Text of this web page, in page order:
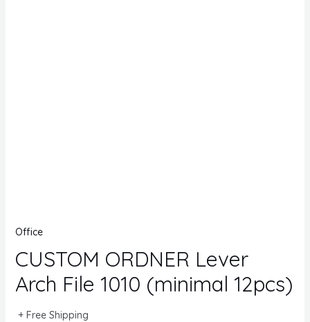
Office
CUSTOM ORDNER Lever
Arch File 1010 (minimal 12pcs)
+ Free Shipping